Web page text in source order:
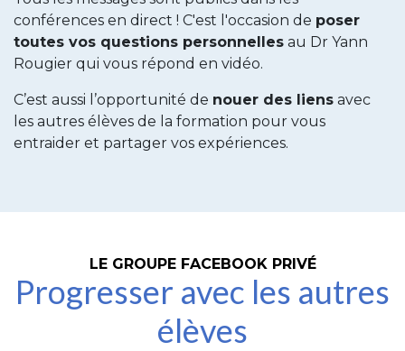
conférences en direct ! C'est l'occasion de poser
toutes vos questions personnelles au Dr Yann
Rougier qui vous répond en vidéo.
C’est aussi l’opportunité de nouer des liens avec
les autres élèves de la formation pour vous
entraider et partager vos expériences.
LE GROUPE FACEBOOK PRIVÉ
Progresser avec les autres
élèves